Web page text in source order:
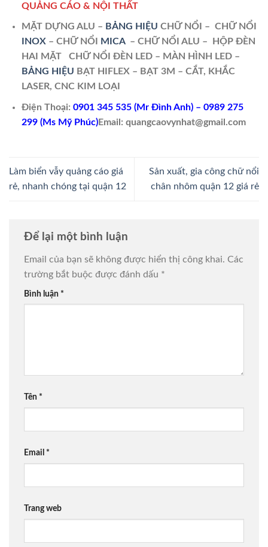
QUẢNG CÁO & NỘI THẤT
MẶT DỰNG ALU – BẢNG HIỆU CHỮ NỔI – CHỮ NỔI
INOX– CHỮ NỔI MICA– CHỮ NỔI ALU – HỘP ĐÈN
HAI MẶT
CHỮ NỔI ĐÈN LED – MÀN HÌNH LED –
BẢNG HIỆU BẠT HIFLEX – BẠT 3M – CẮT, KHẮC
LASER, CNC KIM LOẠI
Điện Thoại: 0901 345 535 (Mr Đình Anh) – 0989 275
299 (Ms Mỹ Phúc)Email: quangcaovynhat@gmail.com
Làm biển vẫy quảng cáo giá
rẻ, nhanh chóng tại quận 12
Sản xuất, gia công chữ nổi
chân nhôm quận 12 giá rẻ
Để lại một bình luận
Email của bạn sẽ không được hiển thị công khai. Các
trường bắt buộc được đánh dấu *
Bình luận *
Tên *
Email *
Trang web